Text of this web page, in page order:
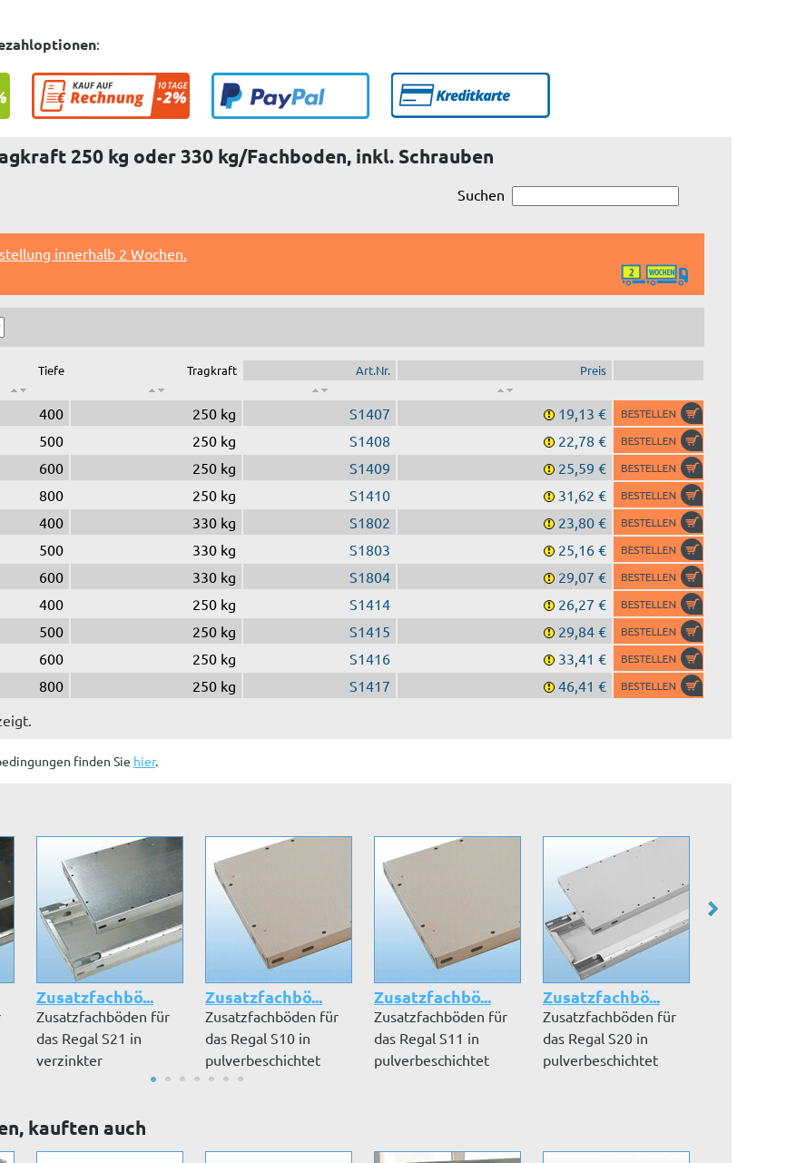
:
250 kg oder 330 kg/Fachboden, inkl. Schrauben
Suchen
innerhalb 2 Wochen.
Tiefe Tragkraft Art.Nr. Preis
400 250 kg S1407
19,13 €
500 250 kg S1408
22,78 €
600 250 kg S1409
25,59 €
800 250 kg S1410
31,62 €
400 330 kg S1802
23,80 €
500 330 kg S1803
25,16 €
600 330 kg S1804
29,07 €
400 250 kg S1414
26,27 €
500 250 kg S1415
29,84 €
600 250 kg S1416
33,41 €
800 250 kg S1417
46,41 €
finden Sie hier.
Zusatzfachbö...
Zusatzfachböden für
das Regal S21 in
verzinkter
Ausführung inkl. Fa...
Zusatzfachbö...
Zusatzfachböden für
das Regal S10 in
pulverbeschichtet
RAL 7035 lic...
Zusatzfachbö...
Zusatzfachböden für
das Regal S11 in
pulverbeschichtet
Zusatzfachbö...
Zusatzfachböden für
das Regal S20 in
pulverbeschichtet
kauften auch